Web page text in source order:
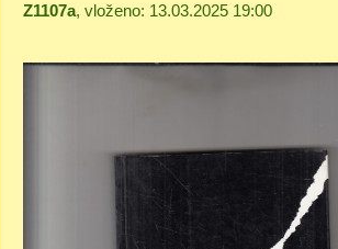
Z1107a, vloženo: 13.03.2025 19:00